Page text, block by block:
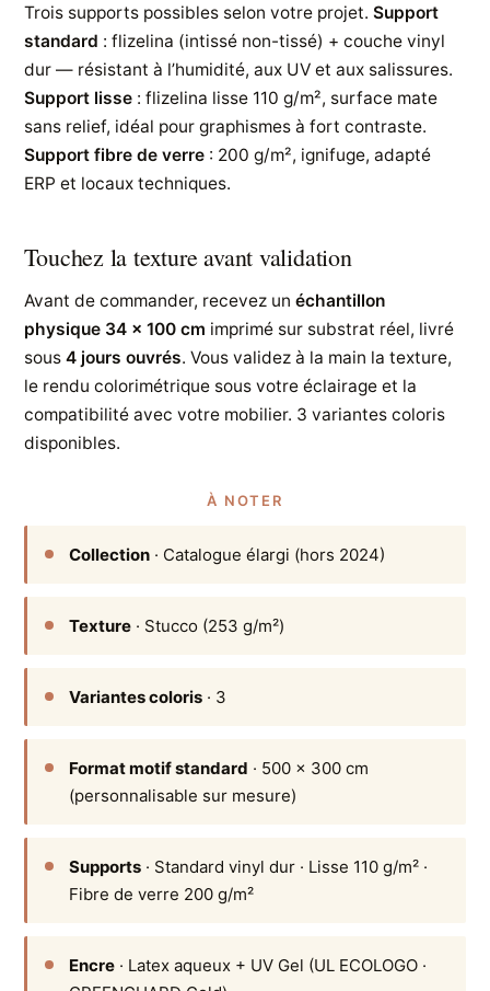
Trois supports possibles selon votre projet.Support
standard : flizelina (intissé non-tissé) + couche vinyl
dur — résistant à l’humidité, aux UV et aux salissures.
Support lisse : flizelina lisse 110 g/m², surface mate
sans relief, idéal pour graphismes à fort contraste.
Support fibre de verre : 200 g/m², ignifuge, adapté
ERP et locaux techniques.
Touchez la texture avant validation
Avant de commander, recevez unéchantillon
physique 34 × 100 cm imprimé sur substrat réel, livré
sous4 jours ouvrés. Vous validez à la main la texture,
le rendu colorimétrique sous votre éclairage et la
compatibilité avec votre mobilier. 3 variantes coloris
disponibles.
À NOTER
Collection · Catalogue élargi (hors 2024)
Texture · Stucco (253 g/m²)
Variantes coloris · 3
Format motif standard · 500 × 300 cm
(personnalisable sur mesure)
Supports · Standard vinyl dur · Lisse 110 g/m² ·
Fibre de verre 200 g/m²
Encre · Latex aqueux + UV Gel (UL ECOLOGO ·